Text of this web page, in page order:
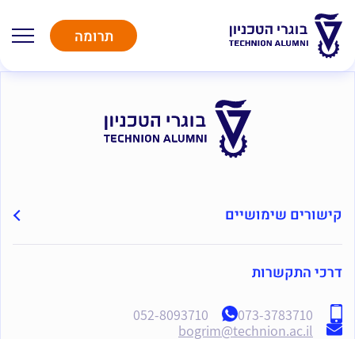
תרומה
קישורים שימושיים
דרכי התקשרות
073-3783710
052-8093710
bogrim@technion.ac.il